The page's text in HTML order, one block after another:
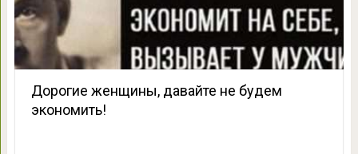
Дорогие женщины, давайте не будем
экономить!